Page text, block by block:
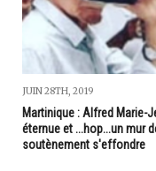
JUIN 28TH, 2019
Martinique : Alfred Marie-
éternue et ...hop...un mur
soutènement s'effondre